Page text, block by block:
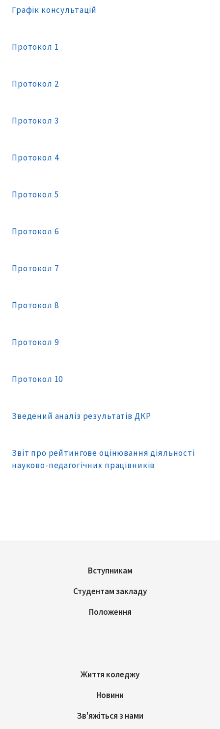
Графік консультацій
Протокол 1
Протокол 2
Протокол 3
Протокол 4
Протокол 5
Протокол 6
Протокол 7
Протокол 8
Протокол 9
Протокол 10
Зведений аналіз результатів ДКР
Звіт про рейтингове оцінювання діяльності
науково-педагогічних працівників
Вступникам
Студентам закладу
Положення
Життя коледжу
Новини
Зв'яжіться з нами